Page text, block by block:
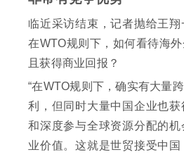
临近采访结束，记者抛给王翔
在WTO规则下，如何看待海
且获得商业回报？
“在WTO规则下，确实有大量
利，但同时大量中国企业也
和深度参与全球资源分配的
业价值。这就是世贸接受中